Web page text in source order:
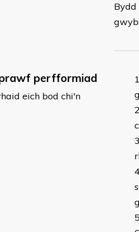
perfformiad
eich bod chi'n